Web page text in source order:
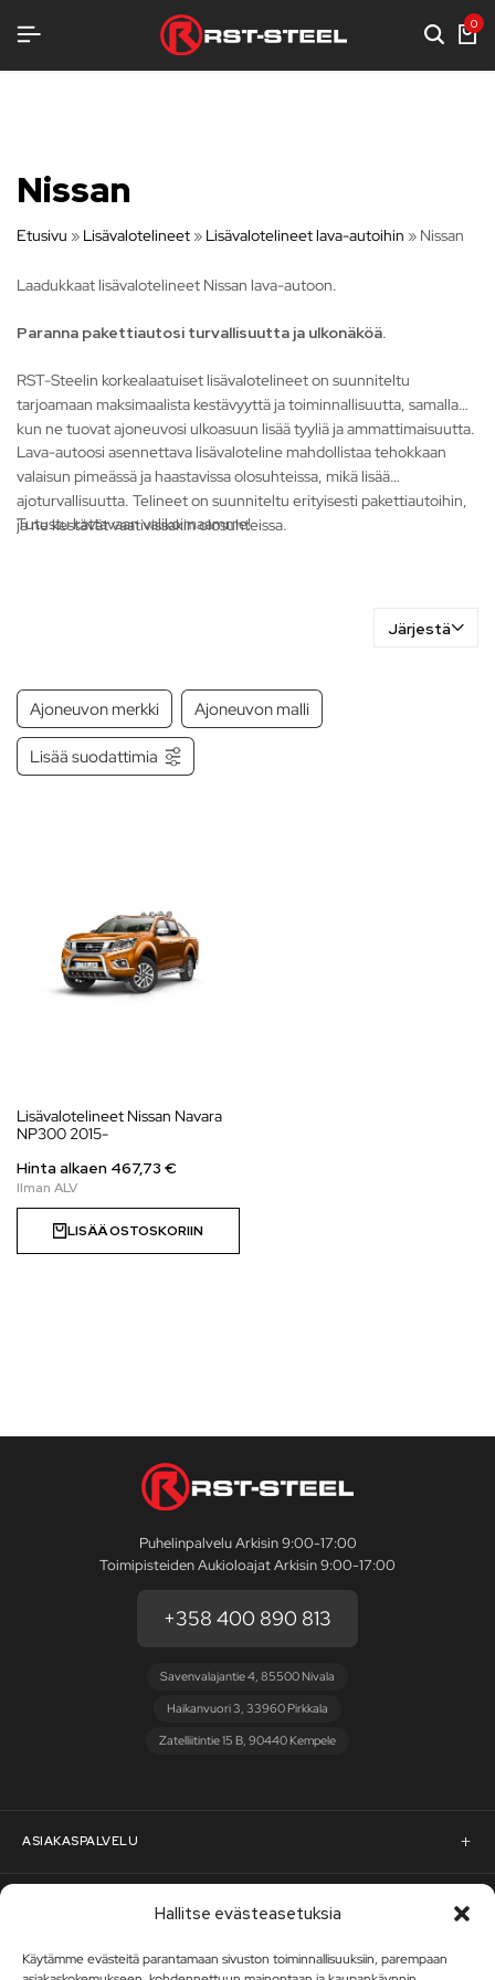
Hallitse evästeasetuksia
Käytämme evästeitä parantamaan sivuston toiminnallisuuksiin, parempaan
VARUSTELUA
VARUSTELUA
VARUSTELUA 0
Nissan
Etusivu » Lisävalotelineet » Lisävalotelineet lava-autoihin » Nissan
Laadukkaat lisävalotelineet Nissan lava-autoon.
Paranna pakettiautosi turvallisuutta ja ulkonäköä.
RST-Steelin korkealaatuiset lisävalotelineet on suunniteltu
tarjoamaan maksimaalista kestävyyttä ja toiminnallisuutta, samalla
kun ne tuovat ajoneuvosi ulkoasuun lisää tyyliä ja ammattimaisuutta.
Lava-autoosi asennettava lisävaloteline mahdollistaa tehokkaan
valaisun pimeässä ja haastavissa olosuhteissa, mikä lisää
ajoturvallisuutta. Telineet on suunniteltu erityisesti pakettiautoihin,
ja ne kestävät vaativissakin olosuhteissa.
Tutustu kattavaan valikoimaamme!
Järjestä
Ajoneuvon merkki Ajoneuvon malli
Lisää suodattimia
Lisävalotelineet Nissan Navara
NP300 2015-
Hinta alkaen 467,73 €
LISÄÄ OSTOSKORIIN
Puhelinpalvelu Arkisin 9:00-17:00
Toimipisteiden Aukioloajat Arkisin 9:00-17:00
+358 400 890 813
Savenvalajantie 4, 85500 Nivala
Haikanvuori 3, 33960 Pirkkala
Zatelliitintie 15 B, 90440 Kempele
ASIAKASPALVELU
Pyydä tarjous
RST-Steelin tarina